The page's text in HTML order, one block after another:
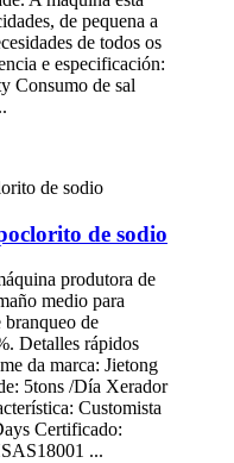
de pequena a
de todos os
e especificación:
Consumo de sal
de sodio
produtora de
medio para
de
Detalles rápidos
da marca: Jietong
5tons /Día Xerador
Customista
Certificado:
...